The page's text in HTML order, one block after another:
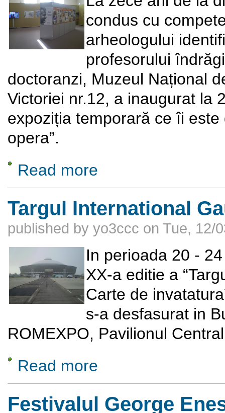
condus cu
arheologului
profesorului
doctoranzi, Muzeul Național
Victoriei nr.12, a inaugurat la
expoziția temporară ce îi
opera”.
Read more
Targul International
published by yo3ccc on Tue, 12/
In perioada 20 -
XX-a editie a
Carte de
s-a desfasurat in
ROMEXPO, Pavilionul
Read more
Festivalul George